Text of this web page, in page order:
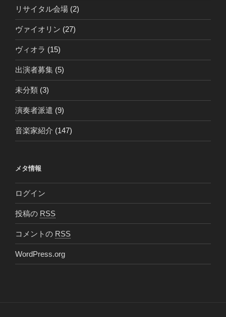
リサイタル会場 (2)
ヴァイオリン (27)
ヴィオラ (15)
出演者募集 (5)
未分類 (3)
演奏者派遣 (9)
音楽家紹介 (147)
メタ情報
ログイン
投稿の RSS
コメントの RSS
WordPress.org